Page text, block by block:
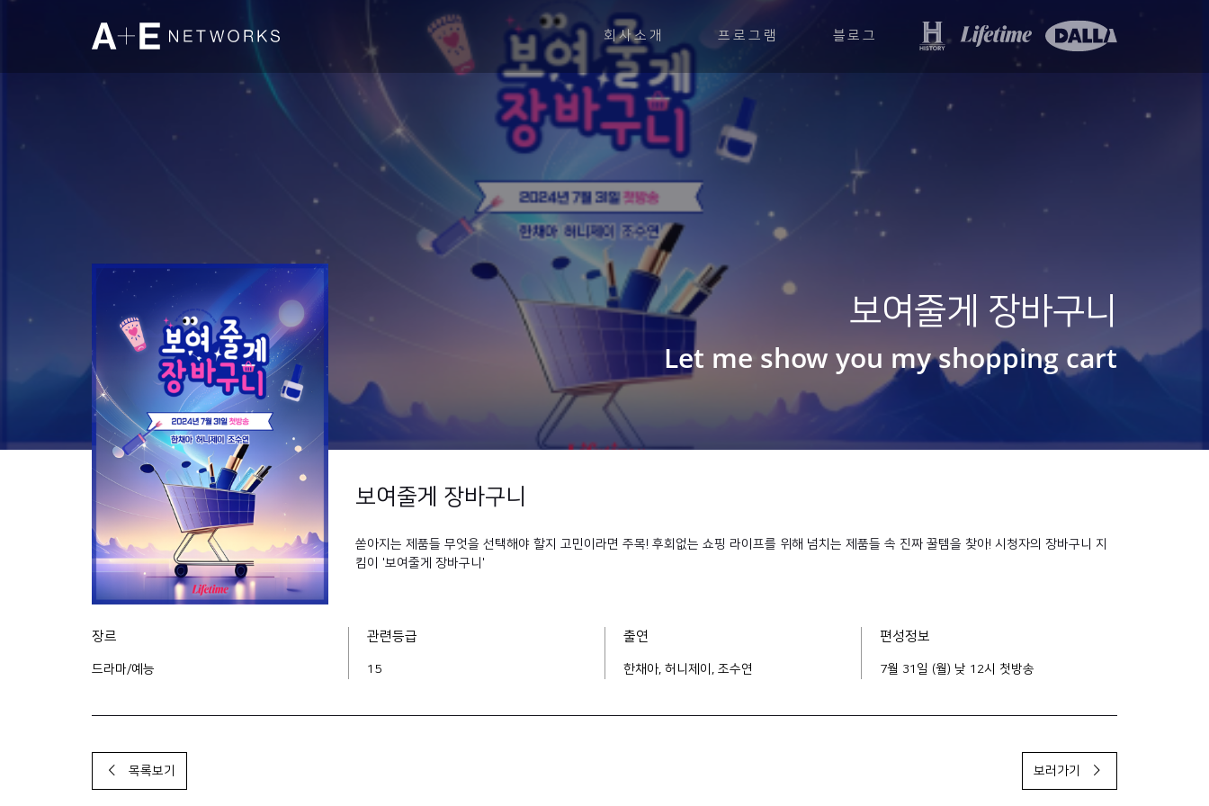
회사소개 프로그램 블로그
보여줄게 장바구니
Let me show you my shopping cart
보여줄게 장바구니
쏟아지는 제품들 무엇을 선택해야 할지 고민이라면 주목! 후회없는 쇼핑 라이프를 위해 넘치는 제품들 속 진짜 꿀템을 찾아! 시청자의 장바구니 지
킴이 '보여줄게 장바구니'
장르
드라마/예능
관련등급
15
출연
한채아, 허니제이, 조수연
편성정보
7월 31일 (월) 낮 12시 첫방송
목록보기 보러가기